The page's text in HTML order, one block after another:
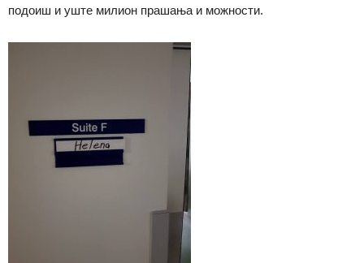
подоиш и уште милион прашања и можности.